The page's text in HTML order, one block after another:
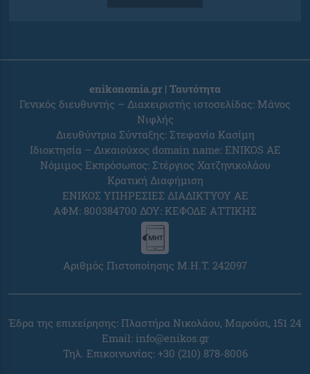
enikonomia.gr | Ταυτότητα
Γενικός διευθυντής – Διαχειριστής ιστοσελίδας: Μάνος
Νιφλής
Διευθύντρια Σύνταξης: Στεφανία Κασίμη
Ιδιοκτησία – Δικαιούχος domain name: ENIKOS AE
Νόμιμος Εκπρόσωπος: Στέργιος Χατζηνικολάου
Κρατική Διαφήμιση
ΕΝΙΚΟΣ ΥΠΗΡΕΣΙΕΣ ΔΙΑΔΙΚΤΥΟΥ ΑΕ
ΑΦΜ: 800384700 ΔΟΥ: ΚΕΦΟΔΕ ΑΤΤΙΚΗΣ
Αριθμός Πιστοποίησης Μ.Η.Τ. 242097
Έδρα της επιχείρησης: Πλαστήρα Νικολάου, Μαρούσι, 151 24
Email: info@enikos.gr
Τηλ. Επικοινωνίας: +30 (210) 878-8006